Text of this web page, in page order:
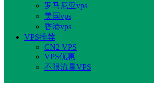
罗马尼亚vps
美国vps
香港vps
VPS推荐
CN2 VPS
VPS优惠
不限流量VPS